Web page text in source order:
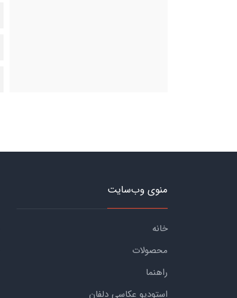
منوی وب‌سایت
خانه
محصولات
راهنما
استودیو عکاسی دلفان